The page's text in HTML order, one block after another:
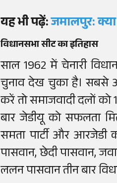
यह भी पढ़ें:जमालपुर:
विधानसभा सीट का इतिहास
साल 1962 में चेनारी
चुनाव देख चुका है। सबसे
करें तो समाजवादी दलों को
बार जेडीयू को सफलता
समता पार्टी और आरजेडी
पासवान, छेदी पासवान,
ललन पासवान तीन बार